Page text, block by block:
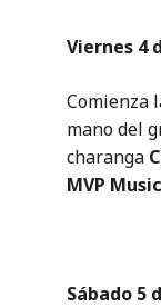
Viernes 4
Comienza
mano del
charanga
MVP Music
Sábado 5